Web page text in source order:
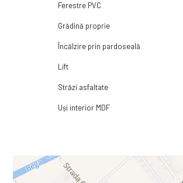
Ferestre PVC
Grădină proprie
Încălzire prin pardoseală
Lift
Străzi asfaltate
Uși interior MDF